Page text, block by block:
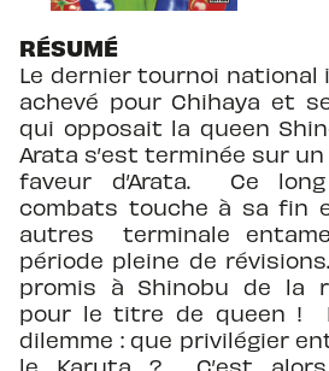
RÉSUMÉ
Le dernier tournoi national
achevé pour Chihaya et
qui opposait la queen
Arata s’est terminée sur
faveur d’Arata. Ce
combats touche à sa fin
autres terminale
période pleine de
promis à Shinobu de la
pour le titre de queen !
dilemme : que privilégier